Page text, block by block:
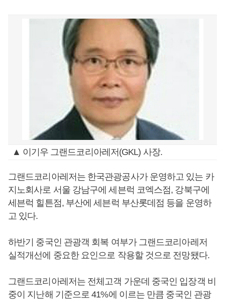
▲ 이기우 그랜드코리아레저(GKL) 사장.
그랜드코리아레저는 한국관광공사가 운영하고 있는 카
지노회사로 서울 강남구에 세븐럭 코엑스점, 강북구에
세븐럭 힐튼점, 부산에 세븐럭 부산롯데점 등을 운영하
고 있다.
하반기 중국인 관광객 회복 여부가 그랜드코리아레저
실적개선에 중요한 요인으로 작용할 것으로 전망됐다.
그랜드코리아레저는 전체고객 가운데 중국인 입장객 비
중이 지난해 기준으로 41%에 이르는 만큼 중국인 관광